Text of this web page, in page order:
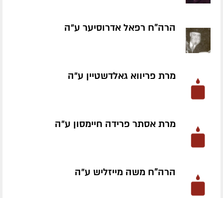
הרה"ח רפאל אדרוסיער ע״ה
מרת פריווא גאלדשטיין ע״ה
מרת אסתר פרידה חיימסון ע״ה
הרה"ח משה מייזליש ע״ה